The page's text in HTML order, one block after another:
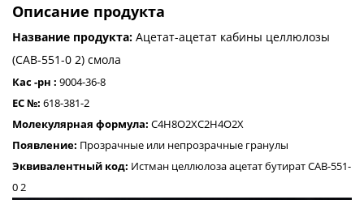
Описание продукта
Название продукта: Ацетат-ацетат кабины целлюлозы
(CAB-551-0 2) смола
Кас -рн : 9004-36-8
ЕС №: 618-381-2
Молекулярная формула: C4H8O2XC2H4O2X
Появление: Прозрачные или непрозрачные гранулы
Эквивалентный код: Истман целлюлоза ацетат бутират CAB-551-
0 2